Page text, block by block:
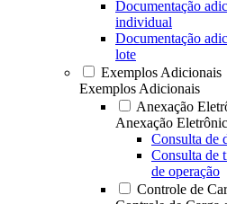
Documentação
individual
Documentação
lote
Exemplos Adicionais
Exemplos Adicionais
Anexação
Anexação
Consulta de
Consulta de
de operação
Controle de